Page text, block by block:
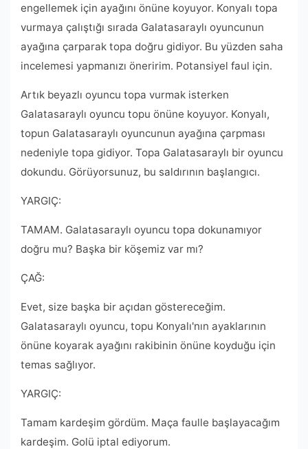
engellemek için ayağını önüne koyuyor. Konyalı topa
vurmaya çalıştığı sırada Galatasaraylı oyuncunun
ayağına çarparak topa doğru gidiyor. Bu yüzden saha
incelemesi yapmanızı öneririm. Potansiyel faul için.
Artık beyazlı oyuncu topa vurmak isterken
Galatasaraylı oyuncu topu önüne koyuyor. Konyalı,
topun Galatasaraylı oyuncunun ayağına çarpması
nedeniyle topa gidiyor. Topa Galatasaraylı bir oyuncu
dokundu. Görüyorsunuz, bu saldırının başlangıcı.
YARGIÇ:
TAMAM. Galatasaraylı oyuncu topa dokunamıyor
doğru mu? Başka bir köşemiz var mı?
ÇAĞ:
Evet, size başka bir açıdan göstereceğim.
Galatasaraylı oyuncu, topu Konyalı'nın ayaklarının
önüne koyarak ayağını rakibinin önüne koyduğu için
temas sağlıyor.
YARGIÇ:
Tamam kardeşim gördüm. Maça faulle başlayacağım
kardeşim. Golü iptal ediyorum.